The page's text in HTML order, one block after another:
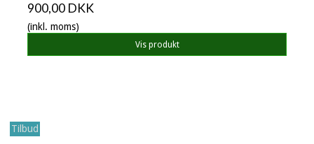
900,00 DKK
(inkl. moms)
Vis produkt
Tilbud